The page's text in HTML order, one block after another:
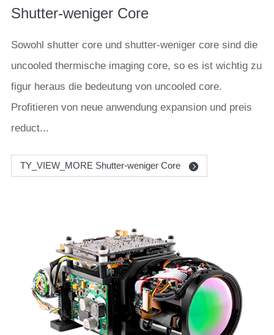
Shutter-weniger Core
Sowohl shutter core und shutter-weniger core sind die
uncooled thermische imaging core, so es ist wichtig zu
figur heraus die bedeutung von uncooled core.
Profitieren von neue anwendung expansion und preis
reduct...
TY_VIEW_MORE Shutter-weniger Core